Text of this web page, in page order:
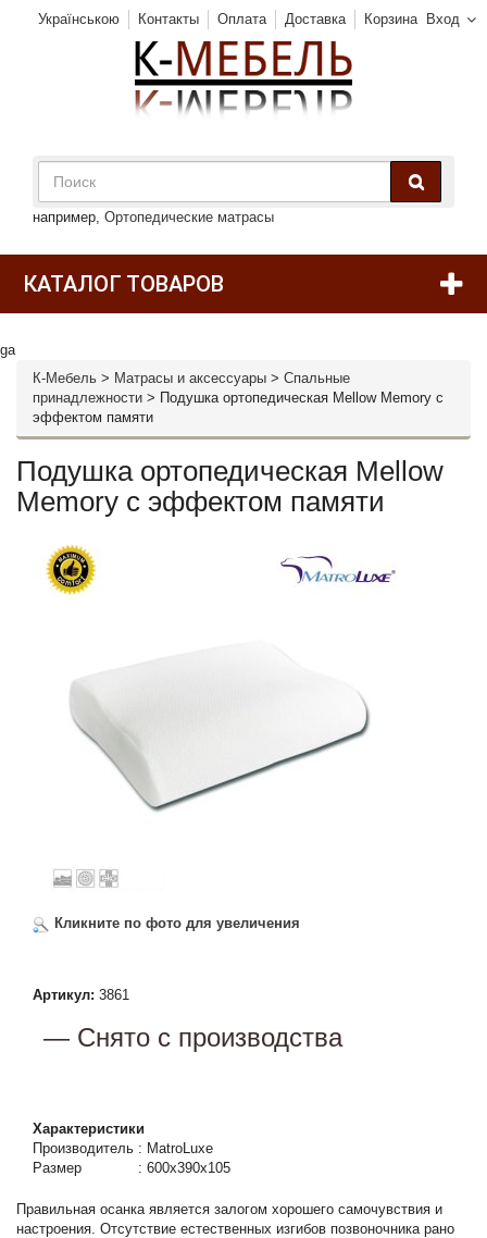
Вход
Українською Контакты Оплата Доставка Корзина
например, Ортопедические матрасы
КАТАЛОГ ТОВАРОВ
ga
К-Мебель > Матрасы и аксессуары > Спальные
принадлежности > Подушка ортопедическая Mellow Memory с
эффектом памяти
Подушка ортопедическая Mellow
Memory с эффектом памяти
Кликните по фото для увеличения
Артикул: 3861
— Снято с производства
Характеристики
Производитель : MatroLuxe
Размер
: 600x390x105
Правильная осанка является залогом хорошего самочувствия и
настроения. Отсутствие естественных изгибов позвоночника рано